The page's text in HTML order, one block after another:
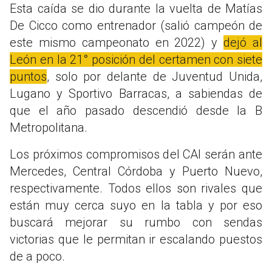
Esta caída se dio durante la vuelta de Matías
De Cicco como entrenador (salió campeón de
este mismo campeonato en 2022) ydejó al
León en la 21° posición del certamen con siete
puntos, solo por delante de Juventud Unida,
Lugano y Sportivo Barracas, a sabiendas de
que el año pasado descendió desde la B
Metropolitana.
Los próximos compromisos del CAI serán ante
Mercedes, Central Córdoba y Puerto Nuevo,
respectivamente. Todos ellos son rivales que
están muy cerca suyo en la tabla y por eso
buscará mejorar su rumbo con sendas
victorias que le permitan ir escalando puestos
de a poco.